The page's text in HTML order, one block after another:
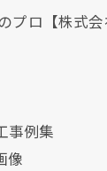
プロ【株式
事例集
像